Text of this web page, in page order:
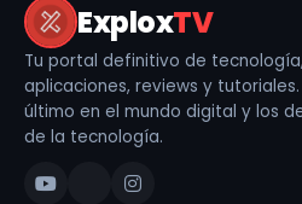
ExploxTV
Tu portal definitivo de
aplicaciones, reviews y
último en el mundo digital y los
de la tecnología.